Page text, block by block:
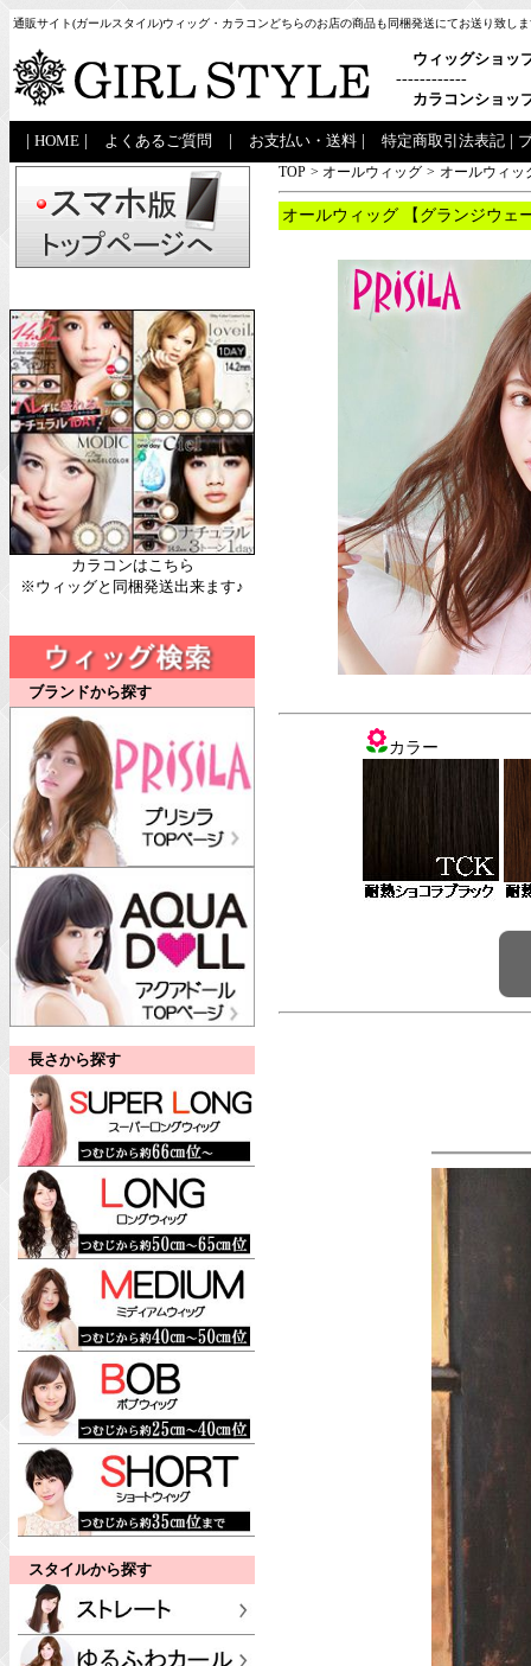
通販サイト(ガールスタイル)ウィッグ・カラコンどちらのお店の商品も同梱発送にてお送り致し
ウィッグショッ
------------
カラコンショッ
HOME よくあるご質問 お支払い・送料 特定商取引法表記
カラコンはこちら
※ウィッグと同梱発送出来ます♪
ブランドから探す
長さから探す
スタイルから探す
TOP > オールウィッグ > オールウィッ
オールウィッグ 【グランジウェ
カラー